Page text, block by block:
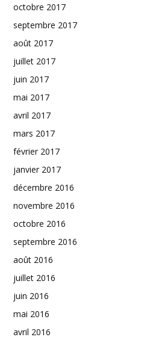
octobre 2017
septembre 2017
août 2017
juillet 2017
juin 2017
mai 2017
avril 2017
mars 2017
février 2017
janvier 2017
décembre 2016
novembre 2016
octobre 2016
septembre 2016
août 2016
juillet 2016
juin 2016
mai 2016
avril 2016